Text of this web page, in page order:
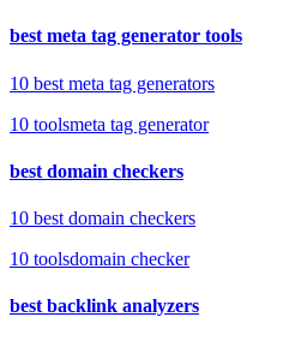
best meta tag generator tools
10 best meta tag generators
10 toolsmeta tag generator
best domain checkers
10 best domain checkers
10 toolsdomain checker
best backlink analyzers